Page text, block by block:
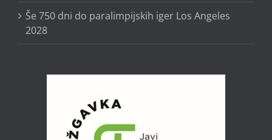
Še 750 dni do paralimpijskih iger Los Angeles
2028